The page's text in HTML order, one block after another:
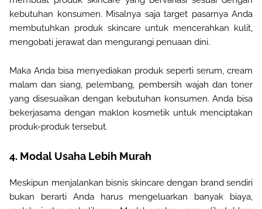
kebutuhan konsumen. Misalnya saja target pasarnya Anda
membutuhkan produk skincare untuk mencerahkan kulit,
mengobati jerawat dan mengurangi penuaan dini.
Maka Anda bisa menyediakan produk seperti serum, cream
malam dan siang, pelembang, pembersih wajah dan toner
yang disesuaikan dengan kebutuhan konsumen. Anda bisa
bekerjasama dengan maklon kosmetik untuk menciptakan
produk-produk tersebut.
4. Modal Usaha Lebih Murah
Meskipun menjalankan bisnis skincare dengan brand sendiri
bukan berarti Anda harus mengeluarkan banyak biaya,